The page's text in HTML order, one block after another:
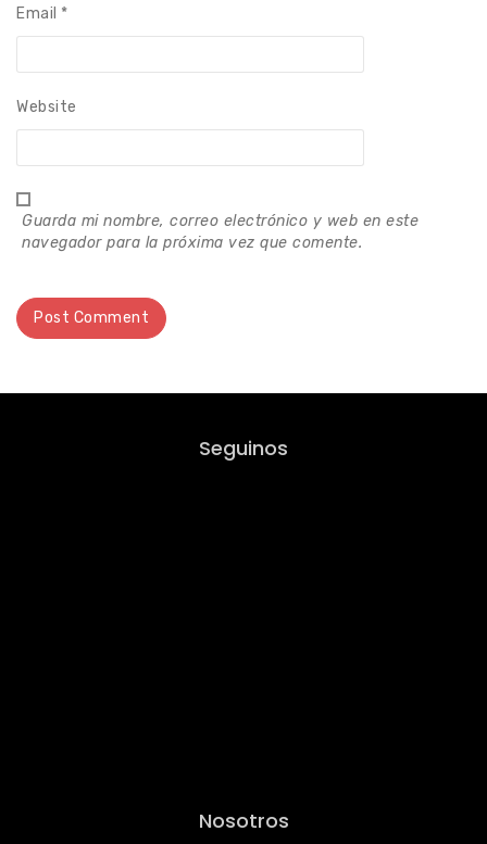
Email *
Website
Guarda mi nombre, correo electrónico y web en este
navegador para la próxima vez que comente.
Seguinos
Nosotros